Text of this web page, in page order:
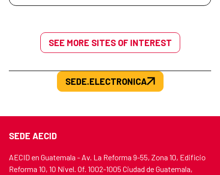
SEE MORE SITES OF INTEREST
SEDE.ELECTRONICA
SEDE AECID
AECID en Guatemala - Av. La Reforma 9-55, Zona 10, Edificio
Reforma 10, 10 Nivel. Of. 1002-1005 Ciudad de Guatemala,